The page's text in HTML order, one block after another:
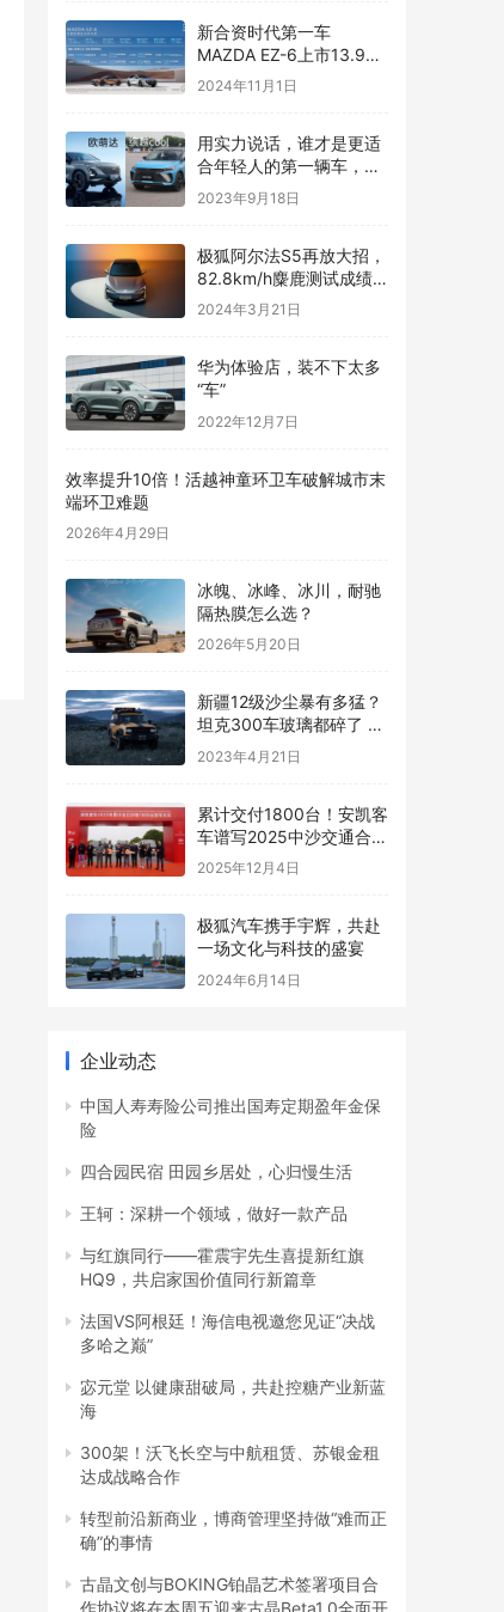
新合资时代第一车
MAZDA EZ-6上市13.98
万元起售交个朋友
2024年11月1日
用实力说话，谁才是更适
合年轻人的第一辆车，
2023款欧萌达对比2023
款缤越COOL
2023年9月18日
极狐阿尔法S5再放大招，
82.8km/h麋鹿测试成绩
超过百万级豪华跑车
2024年3月21日
华为体验店，装不下太多
“车”
2022年12月7日
效率提升10倍！活越神童环卫车破解城市末
端环卫难题
2026年4月29日
冰魄、冰峰、冰川，耐驰
隔热膜怎么选？
2026年5月20日
新疆12级沙尘暴有多猛？
坦克300车玻璃都碎了 有
车主被困10小时
2023年4月21日
累计交付1800台！安凯客
车谱写2025中沙交通合作
新篇章
2025年12月4日
​极狐汽车携手宇辉，共赴
一场文化与科技的盛宴
2024年6月14日
企业动态
中国人寿寿险公司推出国寿定期盈年金保
险
四合园民宿 田园乡居处，心归慢生活
王轲：深耕一个领域，做好一款产品
与红旗同行——霍震宇先生喜提新红旗
HQ9，共启家国价值同行新篇章
法国VS阿根廷！海信电视邀您见证“决战
多哈之巅”
宓元堂 以健康甜破局，共赴控糖产业新蓝
海
300架！沃飞长空与中航租赁、苏银金租
达成战略合作
转型前沿新商业，博商管理坚持做“难而正
确”的事情
古晶文创与BOKING铂晶艺术签署项目合
作协议将在本周五迎来古晶Beta1.0全面开